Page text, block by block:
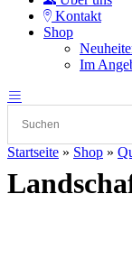
Kontakt
Shop
Im
Startseite » Shop »